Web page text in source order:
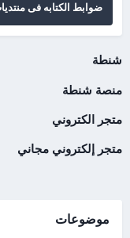
ضوابط الكتابه فى
شنطة
منصة شنطة
متجر الكتروني
متجر إلكتروني مجاني
موضوعات